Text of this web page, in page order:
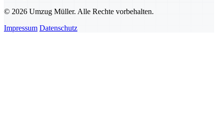
© 2026 Umzug Müller. Alle Rechte vorbehalten.
Impressum Datenschutz